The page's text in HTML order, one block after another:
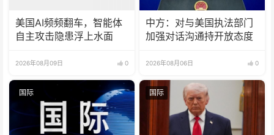
美国AI频频翻车，智能体
自主攻击隐患浮上水面
2026年08月09日 0
中方：对与美国执法部门
加强对话沟通持开放态度
2026年08月06日 0
国际 国际